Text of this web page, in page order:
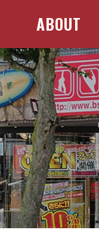
ABOUT